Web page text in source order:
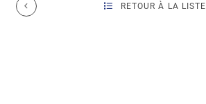
RETOUR À LA LISTE